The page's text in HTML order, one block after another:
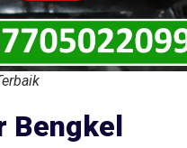
Bengkel